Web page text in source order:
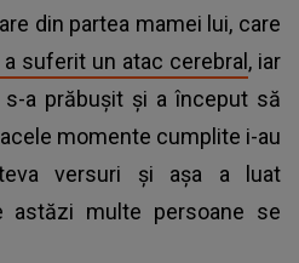
din partea mamei lui, care
suferit un atac cerebral , iar
a prăbușit și a început să
momente cumplite i-au
versuri și așa a luat
multe persoane se